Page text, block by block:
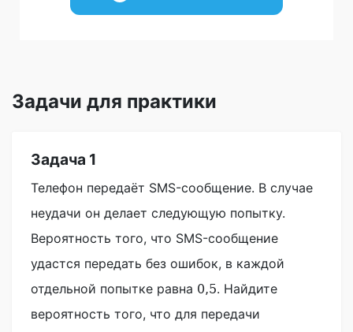
Задачи для практики
Задача 1
Телефон передаёт SMS-сообщение. В случае
неудачи он делает следующую попытку.
Вероятность того, что SMS-сообщение
удастся передать без ошибок, в каждой
отдельной попытке равна 0,5. Найдите
вероятность того, что для передачи